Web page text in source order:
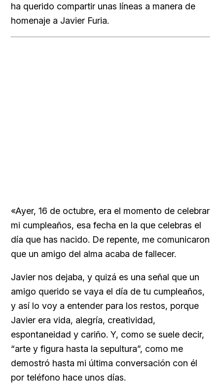
ha querido compartir unas líneas a manera de
homenaje a Javier Furia.
«Ayer, 16 de octubre, era el momento de celebrar
mi cumpleaños, esa fecha en la que celebras el
día que has nacido. De repente, me comunicaron
que un amigo del alma acaba de fallecer.
Javier nos dejaba, y quizá es una señal que un
amigo querido se vaya el día de tu cumpleaños,
y así lo voy a entender para los restos, porque
Javier era vida, alegría, creatividad,
espontaneidad y cariño. Y, como se suele decir,
“arte y figura hasta la sepultura”, como me
demostró hasta mi última conversación con él
por teléfono hace unos días.